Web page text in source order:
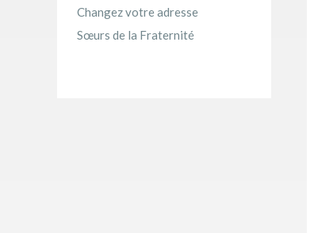
Changez votre adresse
Sœurs de la Fraternité